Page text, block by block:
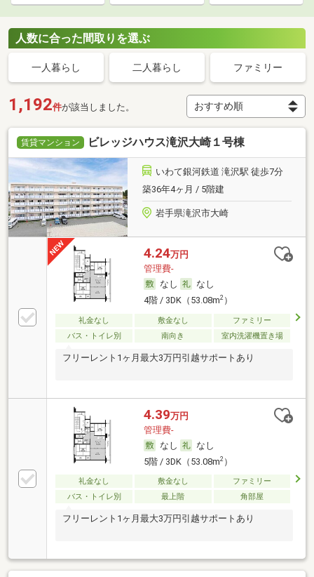
人数に合った間取りを選ぶ
一人暮らし 二人暮らし ファミリー
1,192件が該当しました。
賃貸マンション ビレッジハウス滝沢大崎１号棟
いわて銀河鉄道 滝沢駅 徒歩7分
築36年4ヶ月 / 5階建
岩手県滝沢市大崎
4.24万円
管理費-
なし
なし
4階 / 3DK（53.08m2）
礼金なし 敷金なし
ファミリー
バス・トイレ別
南向き 室内洗濯機置き場
フリーレント1ヶ月最大3万円引越サポートあり
4.39万円
管理費-
なし
なし
5階 / 3DK（53.08m2）
礼金なし 敷金なし
ファミリー
バス・トイレ別
最上階 角部屋
フリーレント1ヶ月最大3万円引越サポートあり